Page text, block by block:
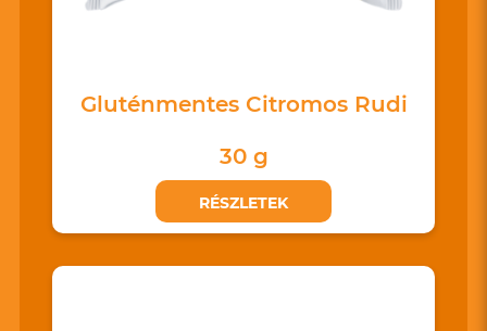
Gluténmentes Citromos Rudi
30 g
RÉSZLETEK